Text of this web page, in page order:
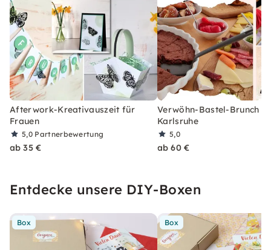
Afterwork-Kreativauszeit für
Frauen
5,0 Partnerbewertung
ab 35 €
Verwöhn-Bastel-Brunch in
Karlsruhe
5,0
ab 60 €
Entdecke unsere DIY-Boxen
Box Box